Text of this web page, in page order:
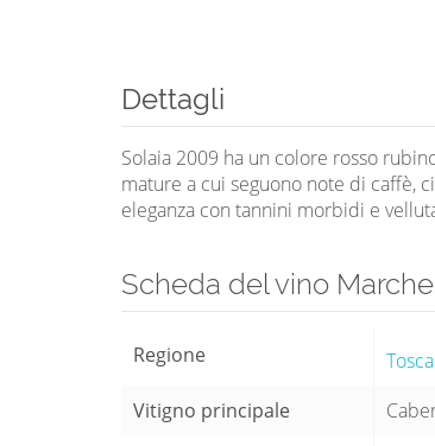
Dettagli
Solaia 2009 ha un colore rosso
mature a cui seguono note di caffè,
eleganza con tannini morbidi e
Scheda del vino
Regione
Vitigno principale